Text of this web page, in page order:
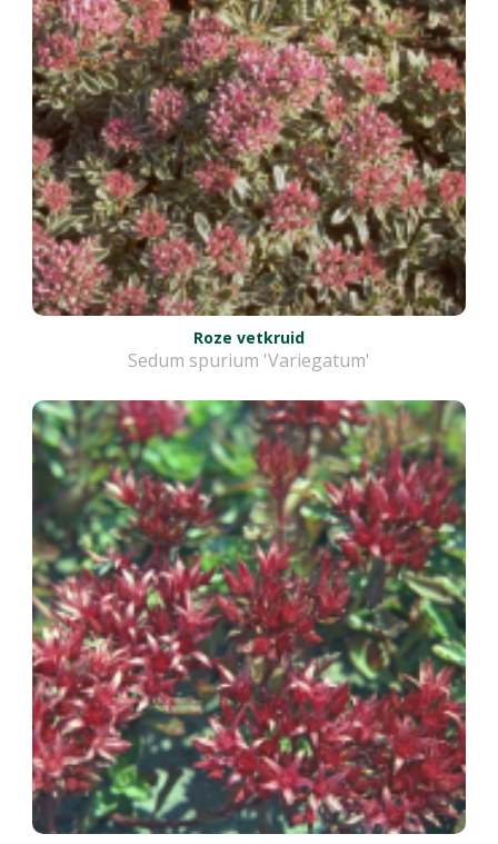
Roze vetkruid
Sedum spurium 'Variegatum'